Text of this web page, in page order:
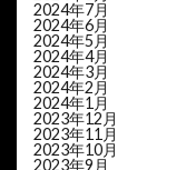
2024年7月
2024年6月
2024年5月
2024年4月
2024年3月
2024年2月
2024年1月
2023年12月
2023年11月
2023年10月
2023年9月